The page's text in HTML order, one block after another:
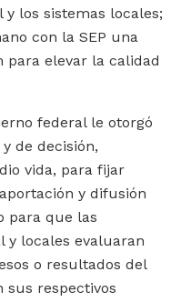
los sistemas locales;
con la SEP una
para elevar la calidad
federal le otorgó
de decisión,
vida, para fijar
y difusión
para que las
y locales evaluaran
o resultados del
sus respectivos